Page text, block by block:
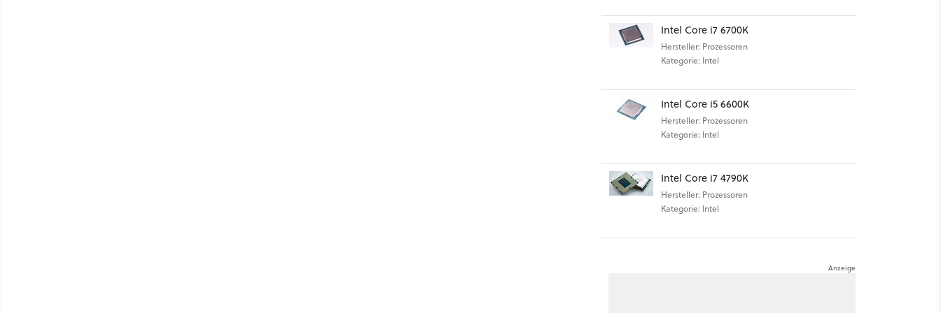
Intel Core i7 6700K
Hersteller: Prozessoren
Kategorie: Intel
Intel Core i5 6600K
Hersteller: Prozessoren
Kategorie: Intel
Intel Core i7 4790K
Hersteller: Prozessoren
Kategorie: Intel